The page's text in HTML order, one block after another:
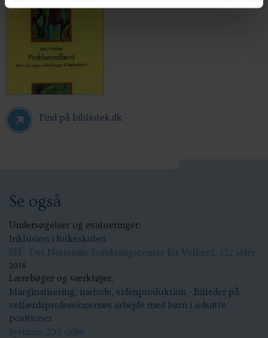
Find på bibliotek.dk
Se også
Undersøgelser og evalueringer;
Inklusion i folkeskolen
SFI - Det Nationale Forskningscenter for Velfærd, 132 sider
2016
Lærebøger og værktøjer;
Marginalisering, metode, videnproduktion - Billeder på
velfærdsprofessionernes arbejde med børn i udsatte
positioner
Systime, 255 sider